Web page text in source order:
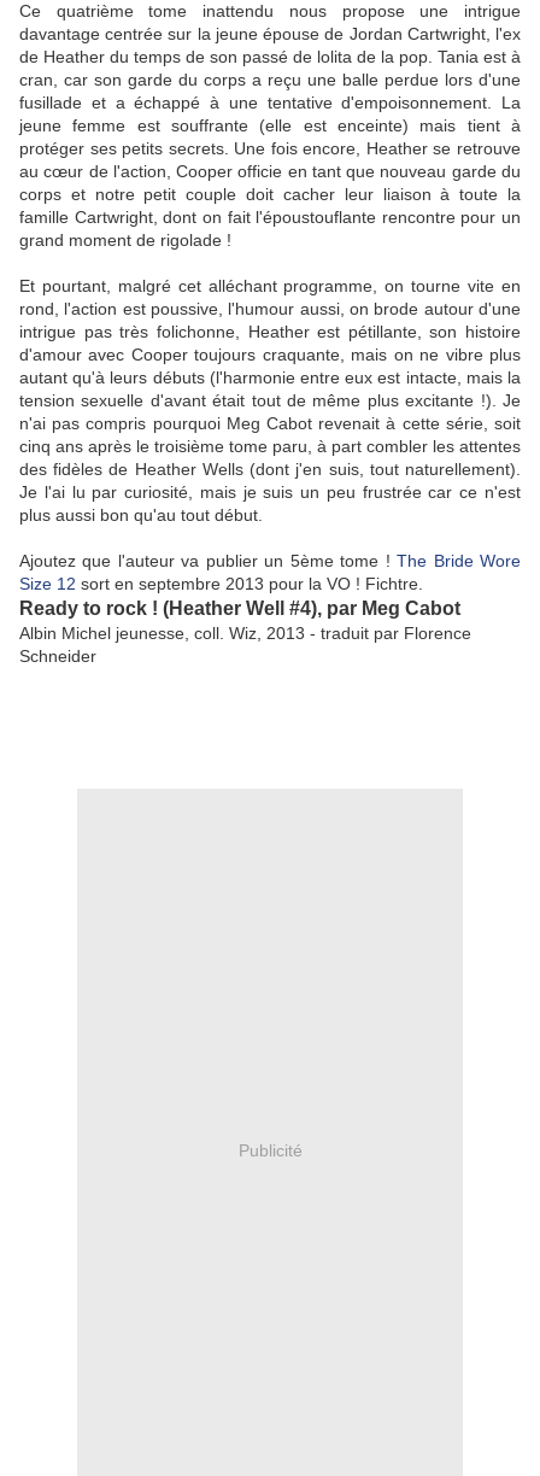
Ce quatrième tome inattendu nous propose une intrigue
davantage centrée sur la jeune épouse de Jordan Cartwright, l'ex
de Heather du temps de son passé de lolita de la pop. Tania est à
cran, car son garde du corps a reçu une balle perdue lors d'une
fusillade et a échappé à une tentative d'empoisonnement. La
jeune femme est souffrante (elle est enceinte) mais tient à
protéger ses petits secrets. Une fois encore, Heather se retrouve
au cœur de l'action, Cooper officie en tant que nouveau garde du
corps et notre petit couple doit cacher leur liaison à toute la
famille Cartwright, dont on fait l'époustouflante rencontre pour un
grand moment de rigolade !
Et pourtant, malgré cet alléchant programme, on tourne vite en
rond, l'action est poussive, l'humour aussi, on brode autour d'une
intrigue pas très folichonne, Heather est pétillante, son histoire
d'amour avec Cooper toujours craquante, mais on ne vibre plus
autant qu'à leurs débuts (l'harmonie entre eux est intacte, mais la
tension sexuelle d'avant était tout de même plus excitante !). Je
n'ai pas compris pourquoi Meg Cabot revenait à cette série, soit
cinq ans après le troisième tome paru, à part combler les attentes
des fidèles de Heather Wells (dont j'en suis, tout naturellement).
Je l'ai lu par curiosité, mais je suis un peu frustrée car ce n'est
plus aussi bon qu'au tout début.
Ajoutez que l'auteur va publier un 5ème tome !The Bride Wore
Size 12 sort en septembre 2013 pour la VO ! Fichtre.
Ready to rock ! (Heather Well #4), par Meg Cabot
Albin Michel jeunesse, coll. Wiz, 2013 - traduit par Florence
Schneider
Publicité